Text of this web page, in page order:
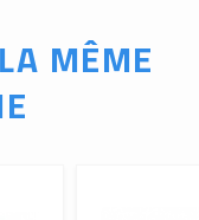
MÊME